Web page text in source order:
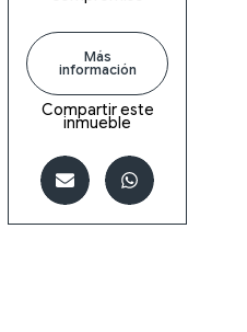
Más
información
Compartir este
inmueble